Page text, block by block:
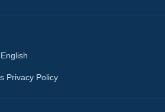
Privacy Policy